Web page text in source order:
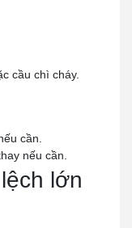
cầu chì cháy.
cần.
nếu cần.
lớn